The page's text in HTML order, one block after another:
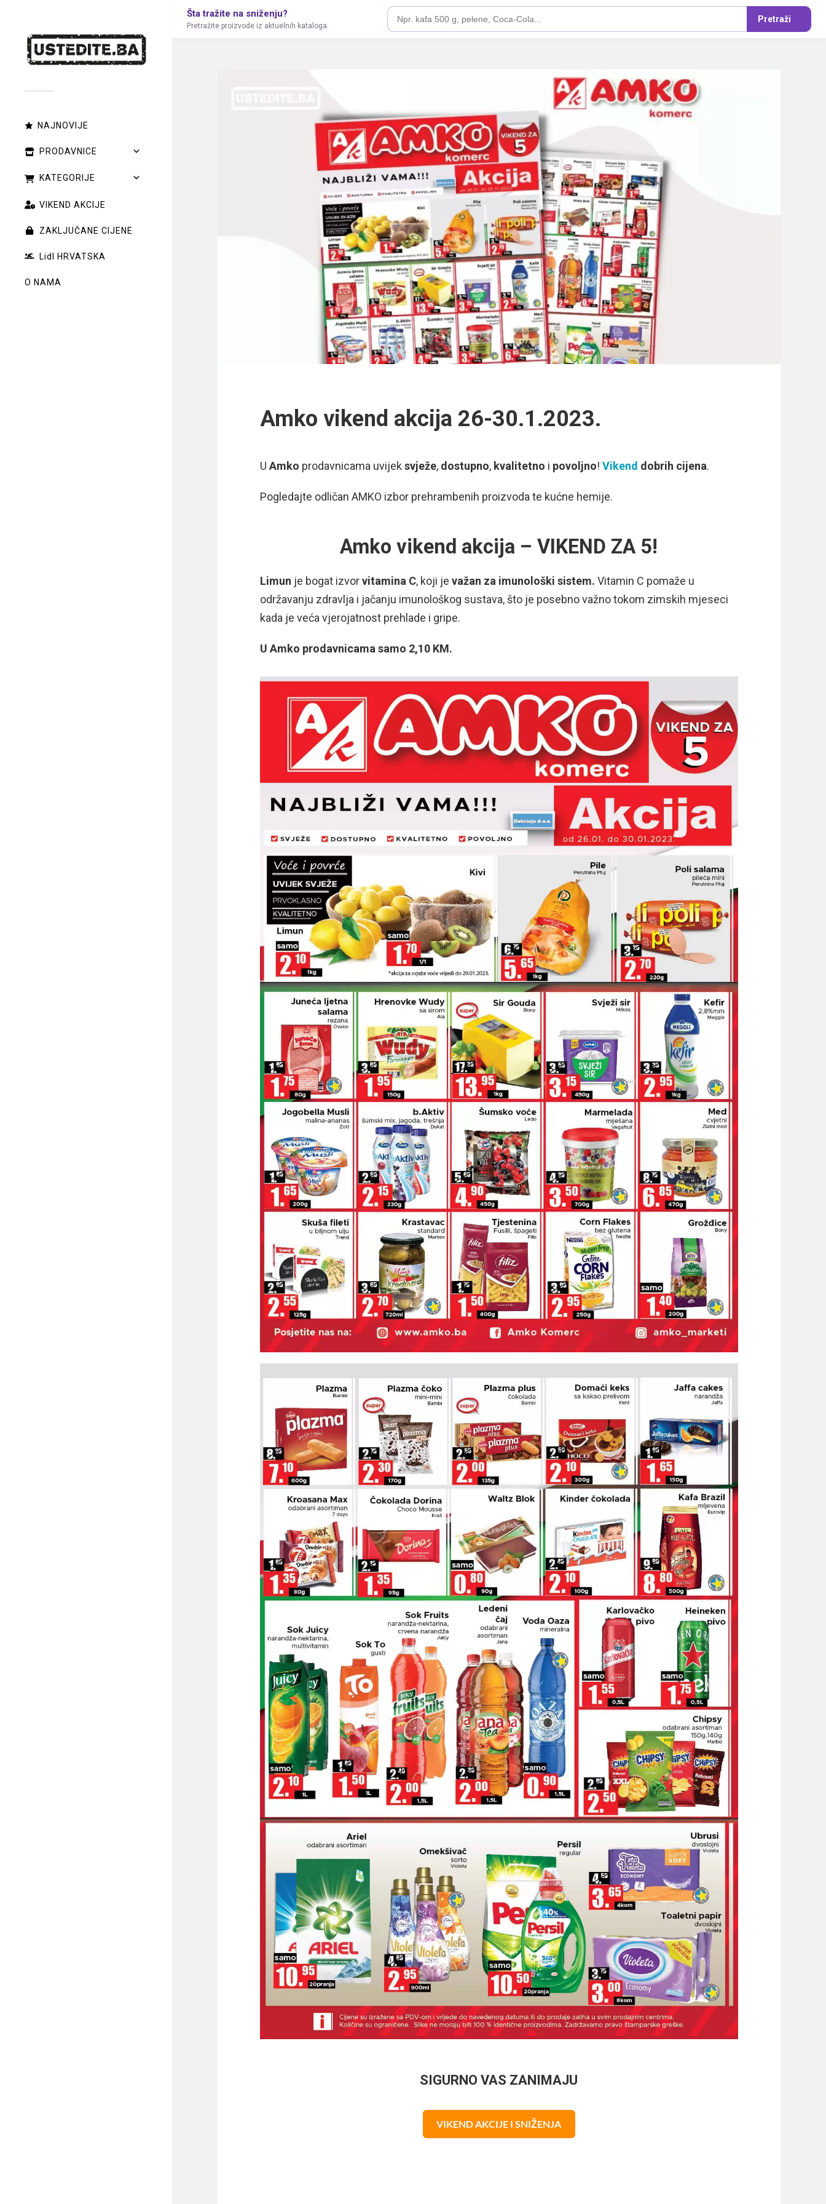
NAJNOVIJE
PRODAVNICE
KATEGORIJE
VIKEND AKCIJE
ZAKLJUČANE CIJENE
Lidl HRVATSKA
O NAMA
Šta tražite na sniženju?
Pretražite proizvode iz aktuelnih kataloga.
Pretraži
Amko vikend akcija 26-30.1.2023.
UAmko prodavnicama uvijeksvježe, dostupno, kvalitetno i povoljno!Vikend dobrih cijena.
Pogledajte odličan AMKO izbor prehrambenih proizvoda te kućne hemije.
Amko vikend akcija – VIKEND ZA 5!
Limun je bogat izvorvitamina C, koji jevažan za imunološki sistem. Vitamin C pomaže u
održavanju zdravlja i jačanju imunološkog sustava, što je posebno važno tokom zimskih mjeseci
kada je veća vjerojatnost prehlade i gripe.
U Amko prodavnicama samo 2,10 KM.
SIGURNO VAS ZANIMAJU
VIKEND AKCIJE I SNIŽENJA